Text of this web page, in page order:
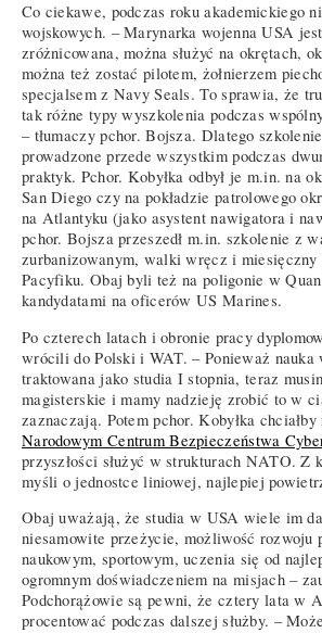
Co ciekawe, podczas roku akademickiego
wojskowych. – Marynarka wojenna USA
zróżnicowana, można służyć na okrętach,
można też zostać pilotem, żołnierzem
specjalsem z Navy Seals. To sprawia, że
tak różne typy wyszkolenia podczas
– tłumaczy pchor. Bojsza. Dlatego
prowadzone przede wszystkim podczas
praktyk. Pchor. Kobyłka odbył je m.in. na
San Diego czy na pokładzie patrolowego
na Atlantyku (jako asystent nawigatora i
pchor. Bojsza przeszedł m.in. szkolenie z
zurbanizowanym, walki wręcz i
Pacyfiku. Obaj byli też na poligonie w
kandydatami na oficerów US Marines.
Po czterech latach i obronie pracy
wrócili do Polski i WAT. – Ponieważ nauka
traktowana jako studia I stopnia, teraz
magisterskie i mamy nadzieję zrobić to w
zaznaczają. Potem pchor. Kobyłka
Narodowym Centrum Bezpieczeństwa
przyszłości służyć w strukturach NATO. Z
myśli o jednostce liniowej, najlepiej
Obaj uważają, że studia w USA wiele im
niesamowite przeżycie, możliwość rozwoju
naukowym, sportowym, uczenia się od
ogromnym doświadczeniem na misjach –
Podchorążowie są pewni, że cztery lata w
procentować podczas dalszej służby. –